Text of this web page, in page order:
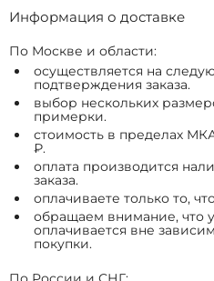
Информация о доставке
По Москве и области:
осуществляется на
подтверждения заказа.
выбор нескольких
примерки.
стоимость в пределах
₽.
оплата производится
заказа.
оплачиваете только то,
обращаем внимание, что
оплачивается вне
покупки.